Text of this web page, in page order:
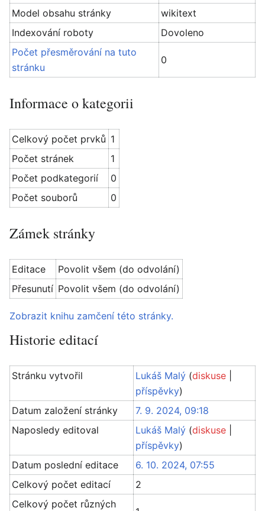
Model obsahu stránky
wikitext
Indexování roboty
Dovoleno
Počet přesměrování na tuto
stránku
0
Informace o kategorii
Celkový počet prvků 1
Počet stránek
1
Počet podkategorií
0
Počet souborů
0
Zámek stránky
Editace
Povolit všem (do odvolání)
Přesunutí Povolit všem (do odvolání)
Zobrazit knihu zamčení této stránky.
Historie editací
Stránku vytvořil Lukáš Malý (diskuse
příspěvky)
Datum založení stránky
7. 9. 2024, 09:18
Naposledy editoval
Lukáš Malý (diskuse
příspěvky)
Datum poslední editace
6. 10. 2024, 07:55
Celkový počet editací
2
Celkový počet různých